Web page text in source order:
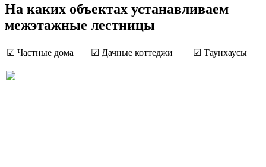
На каких объектах устанавливаем
межэтажные лестницы
☑ Частные дома ☑ Дачные коттеджи ☑ Таунхаусы